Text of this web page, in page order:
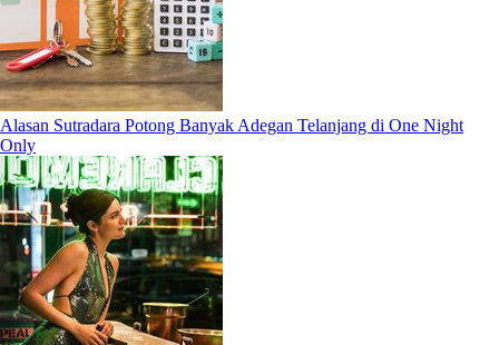
Alasan Sutradara Potong Banyak Adegan Telanjang di One Night
Only